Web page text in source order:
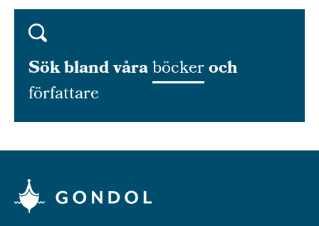
Sök bland våraböckeroch
författare